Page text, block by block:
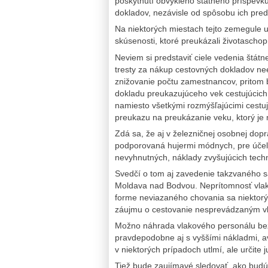
dokladov, nezávisle od spôsobu ich
Na niektorých miestach tejto zemegule
skúsenosti, ktoré preukázali
Neviem si predstaviť ciele vedenia
tresty za nákup cestovných dokladov
znižovanie počtu zamestnancov,
dokladu preukazujúceho vek
namiesto všetkými rozmýšľajúcimi
preukazu na preukázanie veku, ktorý
Zdá sa, že aj v železničnej osobnej
podporovaná hujermi módnych, pre
nevyhnutných, náklady zvyšujúcich
Svedčí o tom aj zavedenie takzvaného
Moldava nad Bodvou. Neprítomnosť
forme neviazaného chovania sa
záujmu o cestovanie nesprevádzaným
Možno náhrada vlakového personálu
pravdepodobne aj s vyššími nákladmi,
v niektorých prípadoch utlmí, ale určite
Tiež bude zaujímavé sledovať, ako